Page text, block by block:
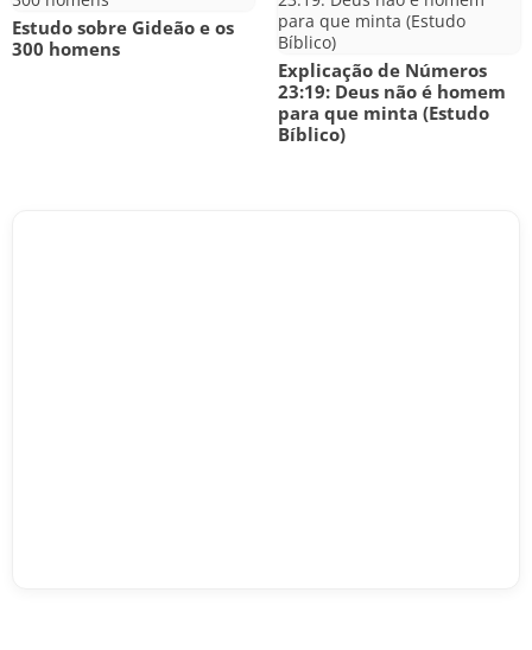
Estudo sobre Gideão e os
300 homens
Explicação de Números
23:19: Deus não é homem
para que minta (Estudo
Bíblico)